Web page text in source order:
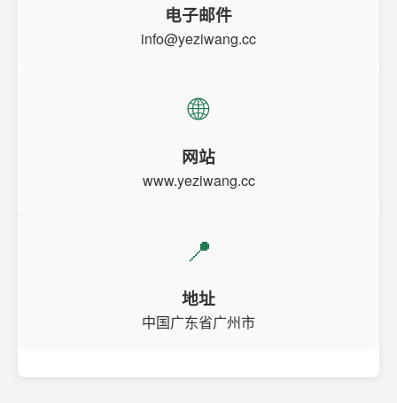
电子邮件
info@yeziwang.cc
🌐
网站
www.yeziwang.cc
📍
地址
中国广东省广州市